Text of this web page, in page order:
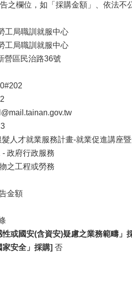
之欄位，如「採購金額」、依法
工局職訓就服中心
工局職訓就服中心
營區民治路36號
人才就業服務計畫-就業促進講座
政府行政服務
之工程或勞務
金額
或國安(含資安)疑慮之業務範疇」
安全」採購] 否